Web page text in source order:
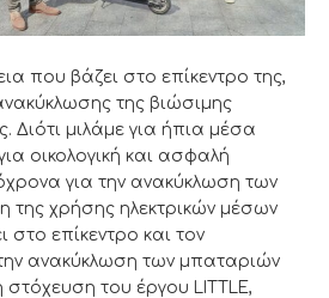
που βάζει στο επίκεντρο της,
της βιώσιμης
Διότι μιλάμε για ήπια μέσα
οικολογική και ασφαλή
για την ανακύκλωση των
της χρήσης ηλεκτρικών μέσων
στο επίκεντρο και τον
ανακύκλωση των μπαταριών
στόχευση του έργου LITTLE,